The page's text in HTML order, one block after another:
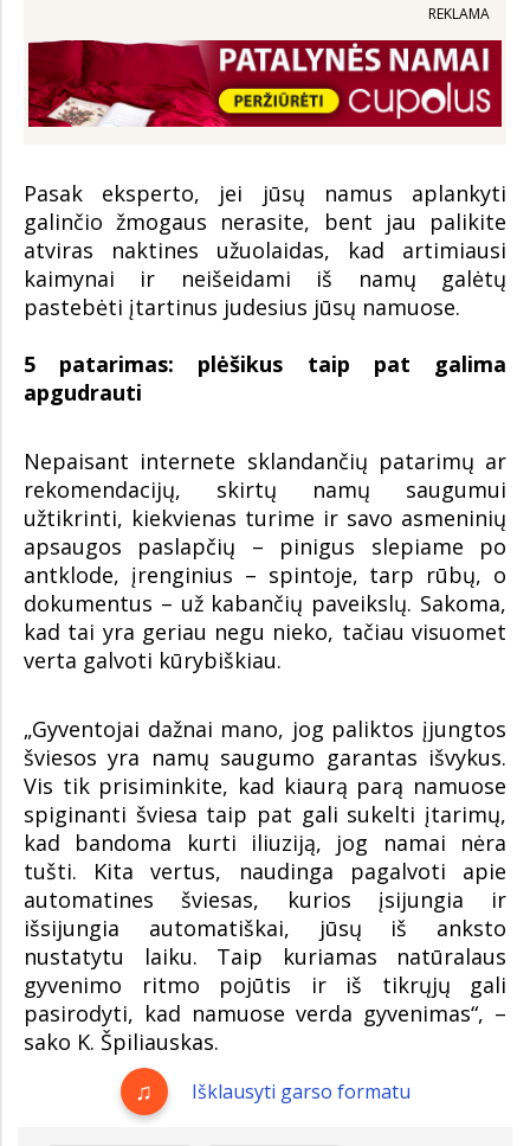
REKLAMA
Pasak eksperto, jei jūsų namus aplankyti
galinčio žmogaus nerasite, bent jau palikite
atviras naktines užuolaidas, kad artimiausi
kaimynai ir neišeidami iš namų galėtų
pastebėti įtartinus judesius jūsų namuose.
5 patarimas: plėšikus taip pat galima
apgudrauti
Nepaisant internete sklandančių patarimų ar
rekomendacijų, skirtų namų saugumui
užtikrinti, kiekvienas turime ir savo asmeninių
apsaugos paslapčių – pinigus slepiame po
antklode, įrenginius – spintoje, tarp rūbų, o
dokumentus – už kabančių paveikslų. Sakoma,
kad tai yra geriau negu nieko, tačiau visuomet
verta galvoti kūrybiškiau.
„Gyventojai dažnai mano, jog paliktos įjungtos
šviesos yra namų saugumo garantas išvykus.
Vis tik prisiminkite, kad kiaurą parą namuose
spiginanti šviesa taip pat gali sukelti įtarimų,
kad bandoma kurti iliuziją, jog namai nėra
tušti. Kita vertus, naudinga pagalvoti apie
automatines šviesas, kurios įsijungia ir
išsijungia automatiškai, jūsų iš anksto
nustatytu laiku. Taip kuriamas natūralaus
gyvenimo ritmo pojūtis ir iš tikrųjų gali
pasirodyti, kad namuose verda gyvenimas“, –
sako K. Špiliauskas.
Išklausyti garso formatu